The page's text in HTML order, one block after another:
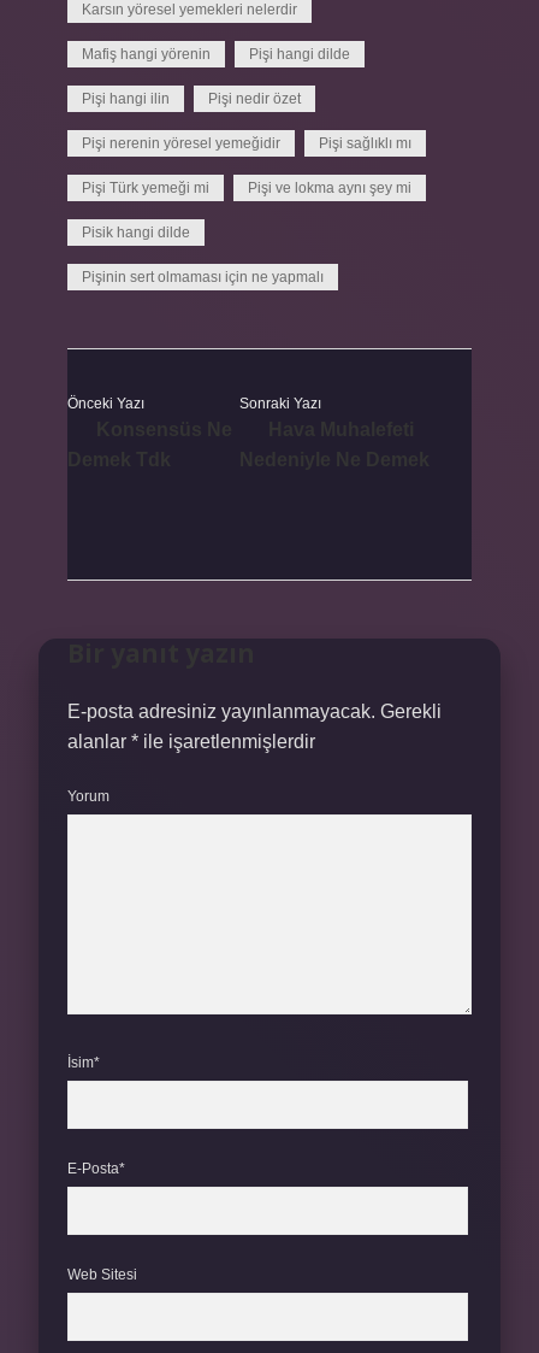
Karsın yöresel yemekleri nelerdir
Mafiş hangi yörenin Pişi hangi dilde
Pişi hangi ilin Pişi nedir özet
Pişi nerenin yöresel yemeğidir Pişi sağlıklı mı
Pişi Türk yemeği mi Pişi ve lokma aynı şey mi
Pisik hangi dilde
Pişinin sert olmaması için ne yapmalı
Önceki Yazı Sonraki Yazı
E-posta adresiniz yayınlanmayacak. Gerekli
alanlar * ile işaretlenmişlerdir
Yorum
İsim*
E-Posta*
Web Sitesi